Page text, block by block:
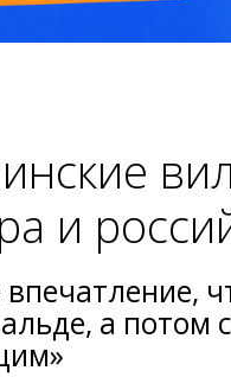
и
впечатление,
а потом